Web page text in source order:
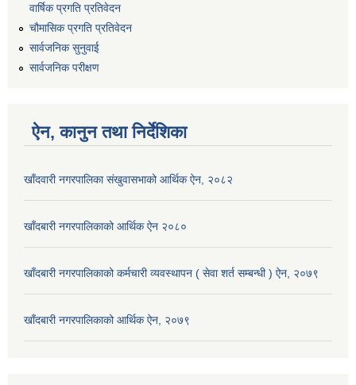
वार्षिक प्रगति प्रतिवेदन
चौमासिक प्रगति प्रतिवेदन
सार्वजनिक सुनुवाई
सार्वजनिक परीक्षण
ऐन, कानुन तथा निर्देशिका
खाँदवारी नगरपालिका संखुवासभाको आर्थिक ऐन, २०८२
खाँदबारी नगरपालिकाको आर्थिक ऐन २०८०
खाँदबारी नगरपालिकाको कर्मचारी व्यवस्थापन ( सेवा शर्त सम्बन्धी ) ऐन, २०७९
खाँदबारी नगरपालिकाको आर्थिक ऐन, २०७९